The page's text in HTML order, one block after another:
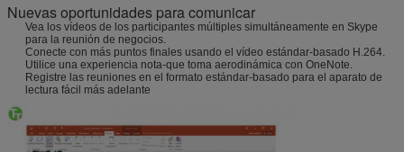
Nuevas oportunidades para comunicar
Vea los vídeos de los participantes múltiples simultáneamente en Skype
para la reunión de negocios.
Conecte con más puntos finales usando el vídeo estándar-basado H.264.
Utilice una experiencia nota-que toma aerodinámica con OneNote.
Registre las reuniones en el formato estándar-basado para el aparato de
lectura fácil más adelante